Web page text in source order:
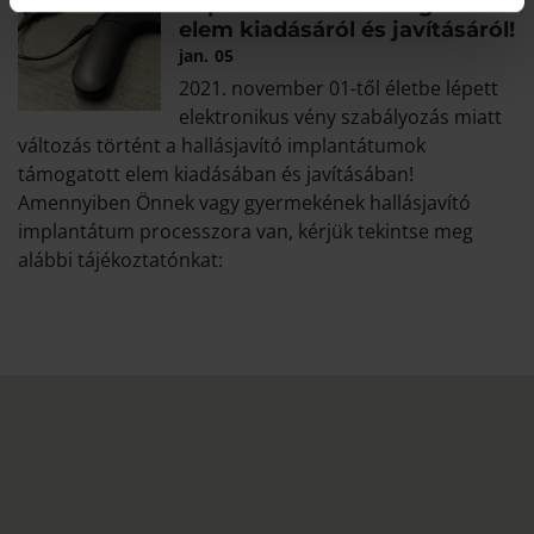
elem kiadásáról és javításáról!
jan. 05
2021. november 01-től életbe lépett
elektronikus vény szabályozás miatt
változás történt a hallásjavító implantátumok
támogatott elem kiadásában és javításában!
Amennyiben Önnek vagy gyermekének hallásjavító
implantátum processzora van, kérjük tekintse meg
alábbi tájékoztatónkat: